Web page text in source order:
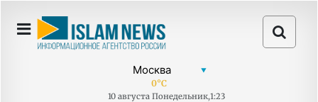
0°C
10 августа Понедельник,1:23